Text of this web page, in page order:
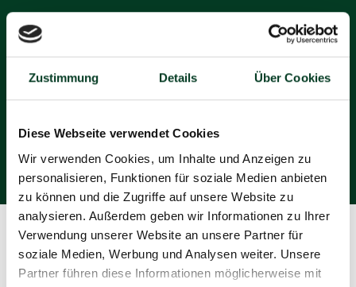
Zustimmung Details Über Cookies
Diese Webseite verwendet Cookies
Wir verwenden Cookies, um Inhalte und Anzeigen zu
personalisieren, Funktionen für soziale Medien anbieten
zu können und die Zugriffe auf unsere Website zu
analysieren. Außerdem geben wir Informationen zu Ihrer
Verwendung unserer Website an unsere Partner für
soziale Medien, Werbung und Analysen weiter. Unsere
Partner führen diese Informationen möglicherweise mit